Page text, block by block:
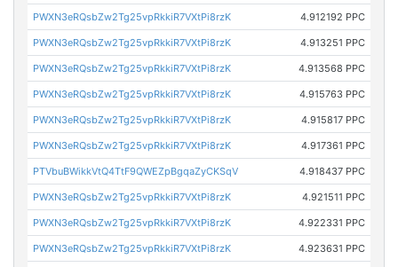
PWXN3eRQsbZw2Tg25vpRkkiR7VXtPi8rzK 4.912192 PPC
PWXN3eRQsbZw2Tg25vpRkkiR7VXtPi8rzK 4.913251 PPC
PWXN3eRQsbZw2Tg25vpRkkiR7VXtPi8rzK 4.913568 PPC
PWXN3eRQsbZw2Tg25vpRkkiR7VXtPi8rzK 4.915763 PPC
PWXN3eRQsbZw2Tg25vpRkkiR7VXtPi8rzK 4.915817 PPC
PWXN3eRQsbZw2Tg25vpRkkiR7VXtPi8rzK 4.917361 PPC
PTVbuBWikkVtQ4TtF9QWEZpBgqaZyCKSqV 4.918437 PPC
PWXN3eRQsbZw2Tg25vpRkkiR7VXtPi8rzK 4.921511 PPC
PWXN3eRQsbZw2Tg25vpRkkiR7VXtPi8rzK 4.922331 PPC
PWXN3eRQsbZw2Tg25vpRkkiR7VXtPi8rzK 4.923631 PPC